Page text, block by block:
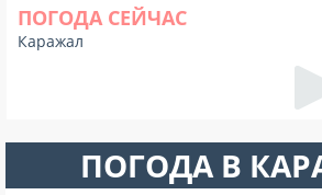
ПОГОДА СЕЙЧАС
Каражал
ПОГОДА В